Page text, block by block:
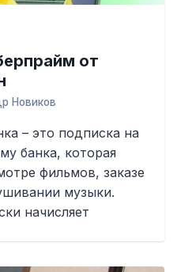
от
Новиков
– это подписка на
банка, которая
фильмов, заказе
музыки.
начисляет